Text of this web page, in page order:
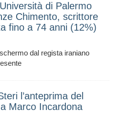
di Palermo
Chimento, scrittore
fino a 74 anni (12%)
dal regista iraniano
l’anteprima del
Marco Incardona